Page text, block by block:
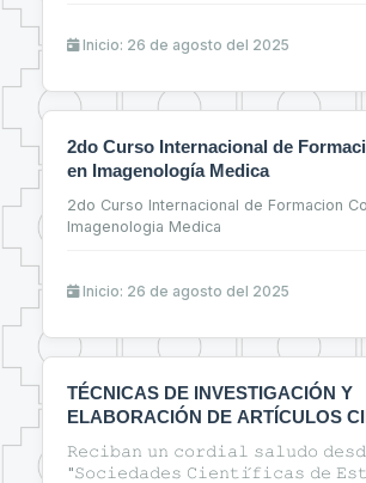
Inicio: 26 de agosto del 2025
2do Curso Internacional de
en Imagenología Medica
2do Curso Internacional de Formacion
Imagenologia Medica
Inicio: 26 de agosto del 2025
TÉCNICAS DE INVESTIGACIÓN Y
ELABORACIÓN DE ARTÍCULOS
EN EL ÁREA DE LA SALUD
𝚁𝚎𝚌𝚒𝚋𝚊𝚗 𝚞𝚗 𝚌𝚘𝚛𝚍𝚒𝚊𝚕 𝚜𝚊𝚕𝚞𝚍𝚘
"𝚂𝚘𝚌𝚒𝚎𝚍𝚊𝚍𝚎𝚜 𝙲𝚒𝚎𝚗𝚝𝚒́𝚏𝚒𝚌𝚊𝚜 𝚍𝚎